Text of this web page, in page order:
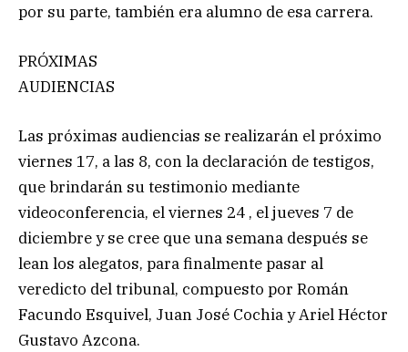
por su parte, también era alumno de esa carrera.
PRÓXIMAS
AUDIENCIAS
Las próximas audiencias se realizarán el próximo
viernes 17, a las 8, con la declaración de testigos,
que brindarán su testimonio mediante
videoconferencia, el viernes 24 , el jueves 7 de
diciembre y se cree que una semana después se
lean los alegatos, para finalmente pasar al
veredicto del tribunal, compuesto por Román
Facundo Esquivel, Juan José Cochia y Ariel Héctor
Gustavo Azcona.